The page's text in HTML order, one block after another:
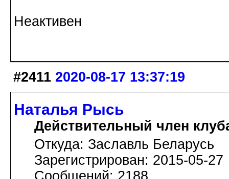
Неактивен
#2411 2020-08-17 13:37:19
Наталья Рысь
Действительный член
Откуда: Заславль Беларусь
Зарегистрирован: 2015-05-27